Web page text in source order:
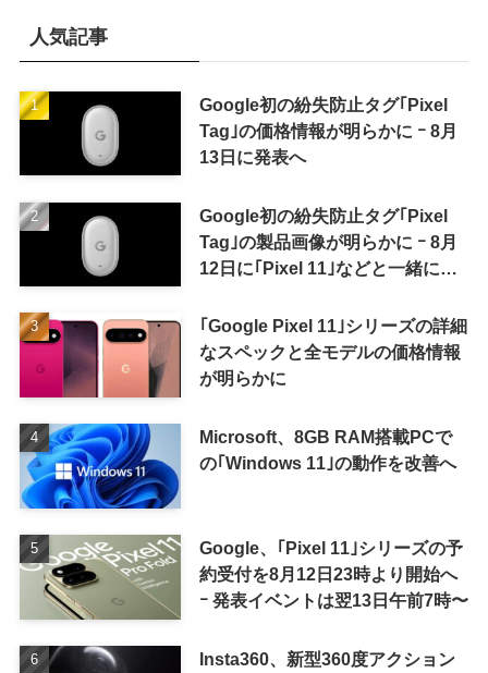
人気記事
Google初の紛失防止タグ｢Pixel
Tag｣の価格情報が明らかに ｰ 8月
13日に発表へ
Google初の紛失防止タグ｢Pixel
Tag｣の製品画像が明らかに ｰ 8月
12日に｢Pixel 11｣などと一緒に発
｢Google Pixel 11｣シリーズの詳細
なスペックと全モデルの価格情報
が明らかに
Microsoft、8GB RAM搭載PCで
の｢Windows 11｣の動作を改善へ
Google、｢Pixel 11｣シリーズの予
約受付を8月12日23時より開始へ
ｰ 発表イベントは翌13日午前7時〜
Insta360、新型360度アクション